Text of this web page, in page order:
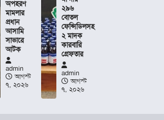
অপহরণ
মামলার
প্রধান
আসামি
সাভারে
আটক
admin
আগস্ট
৭, ২০২৬
২৯৬
বোতল
ফেন্সিডিলসহ
২ মাদক
কারবারি
গ্রেফতার
admin
আগস্ট
৭, ২০২৬